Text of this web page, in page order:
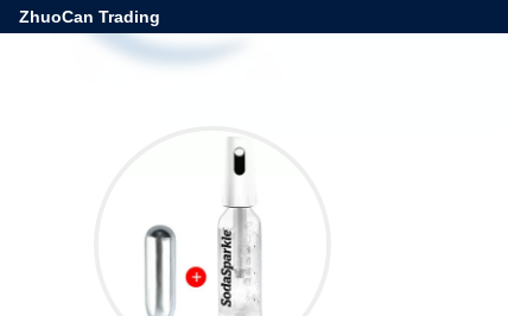
ZhuoCan Trading